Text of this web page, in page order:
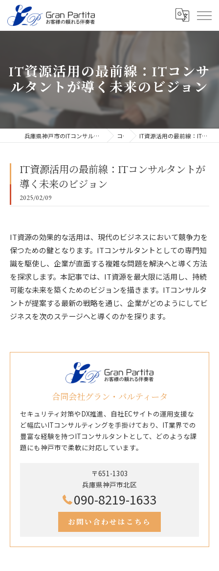
IT資源活用の最前線：ITコンサ
ルタントが導く未来のビジョン
兵庫県神戸市のITコンサルタントなら合同会社グラン・パルティータ コラム IT資源活用の最前線：ITコンサルタントが導く未来のビジョン
IT資源活用の最前線：ITコンサルタントが
導く未来のビジョン
2025/02/09
IT資源の効果的な活用は、現代のビジネスにおいて競争力を
保つための鍵となります。ITコンサルタントとしての専門知
識を駆使し、企業が直面する複雑な問題を解決へと導く方法
を探求します。本記事では、IT資源を最大限に活用し、持続
可能な未来を築くためのビジョンを描きます。ITコンサルタ
ントが提案する最新の戦略を通じ、企業がどのようにしてビ
ジネスを次のステージへと導くのかを探ります。
合同会社グラン・パルティータ
セキュリティ対策やDX推進、自社ECサイトの運用支援な
ど幅広いITコンサルティングを手掛けており、IT業界での
豊富な経験を持つITコンサルタントとして、どのような課
題にも神戸市で柔軟に対応しています。
〒651-1303
兵庫県神戸市北区
090-8219-1633
お問い合わせはこちら